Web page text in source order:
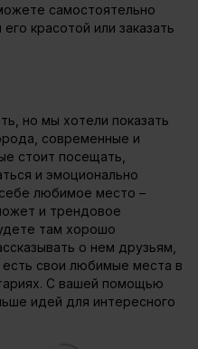
самостоятельно
красотой или заказать
но мы хотели показать
современные и
стоит посещать,
и эмоционально
любимое место –
и трендовое
там хорошо
о нем друзьям,
свои любимые места в
С вашей помощью
идей для интересного